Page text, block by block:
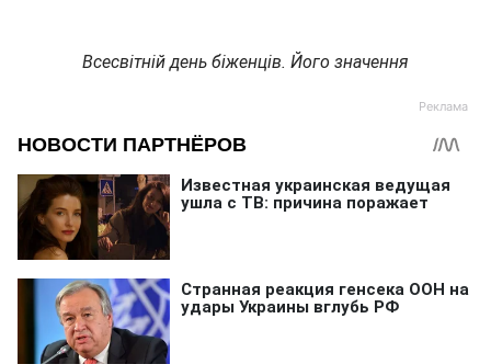
Всесвітній день біженців. Його значення